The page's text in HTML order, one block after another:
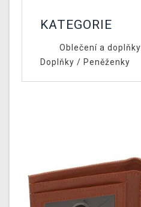
KATEGORIE
Oblečení a doplňky
Doplňky / Peněženky